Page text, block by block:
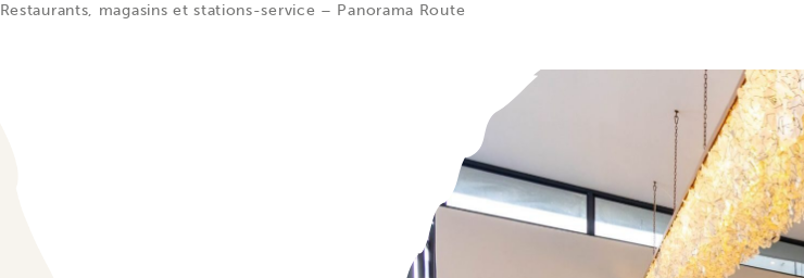
Restaurants, magasins et stations-service – Panorama Route